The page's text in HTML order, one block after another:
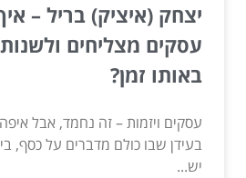
יצחק (איציק) בריל –
עסקים מצליחים
באותו זמן?
עסקים ויזמות – זה נחמד, אבל
בעידן שבו כולם מדברים על כסף,
יש...